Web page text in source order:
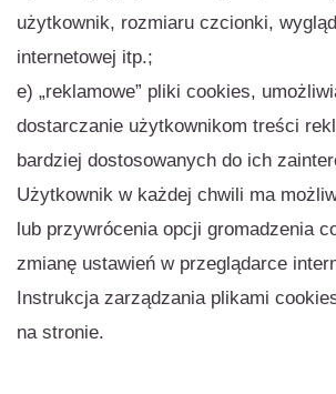
użytkownik, rozmiaru czcionki,
internetowej itp.;
e) „reklamowe” pliki cookies,
dostarczanie użytkownikom treści
bardziej dostosowanych do ich
Użytkownik w każdej chwili ma
lub przywrócenia opcji gromadzenia
zmianę ustawień w przeglądarce
Instrukcja zarządzania plikami
na stronie.